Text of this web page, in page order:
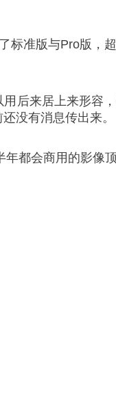
标准版与Pro版，
后来居上来形容
没有消息传出来。
都会商用的影像